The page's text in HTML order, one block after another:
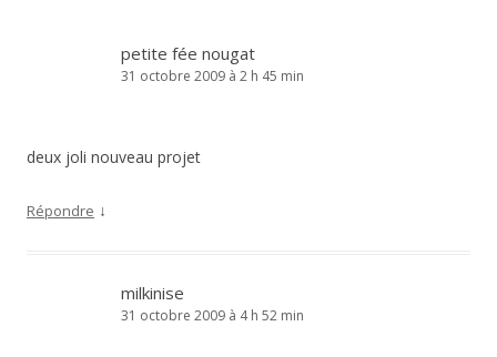
petite fée nougat
31 octobre 2009 à 2 h 45 min
deux joli nouveau projet
Répondre ↓
milkinise
31 octobre 2009 à 4 h 52 min